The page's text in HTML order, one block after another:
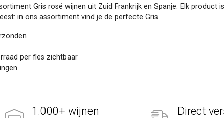
Gris rosé wijnen uit Zuid Frankrijk en Spanje. Elk
in ons assortiment vind je de perfecte Gris.
per fles zichtbaar
1.000+ wijnen Direct